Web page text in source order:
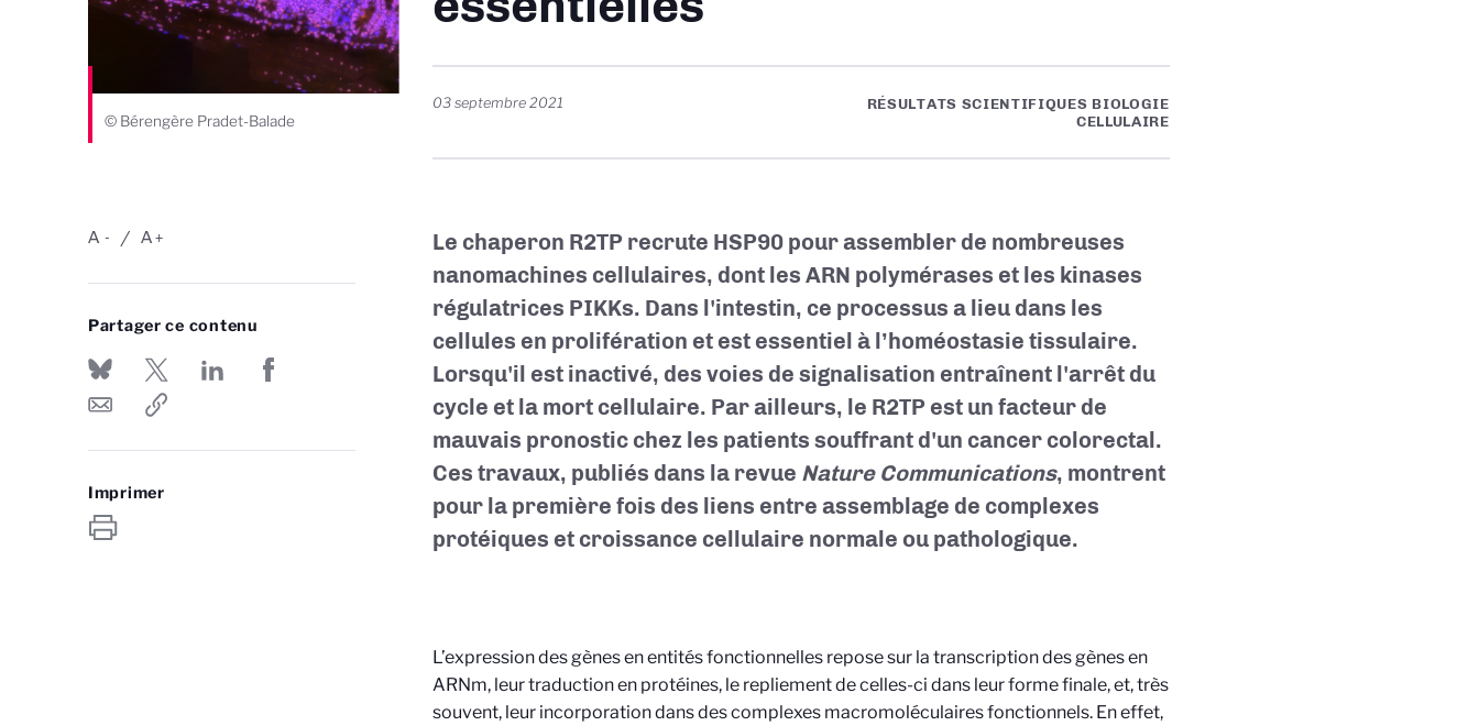
© Bérengère Pradet-Balade
-
A +
A
Partager ce contenu
Imprimer
03 septembre 2021
RÉSULTATS SCIENTIFIQUES BIOLOGIE
CELLULAIRE
Le chaperon R2TP recrute HSP90 pour assembler de nombreuses
nanomachines cellulaires, dont les ARN polymérases et les kinases
régulatrices PIKKs. Dans l'intestin, ce processus a lieu dans les
cellules en prolifération et est essentiel à l’homéostasie tissulaire.
Lorsqu'il est inactivé, des voies de signalisation entraînent l'arrêt du
cycle et la mort cellulaire. Par ailleurs, le R2TP est un facteur de
mauvais pronostic chez les patients souffrant d'un cancer colorectal.
Ces travaux, publiés dans la revue Nature Communications, montrent
pour la première fois des liens entre assemblage de complexes
protéiques et croissance cellulaire normale ou pathologique.
L’expression des gènes en entités fonctionnelles repose sur la transcription des gènes en
ARNm, leur traduction en protéines, le repliement de celles-ci dans leur forme finale, et, très
souvent, leur incorporation dans des complexes macromoléculaires fonctionnels. En effet,